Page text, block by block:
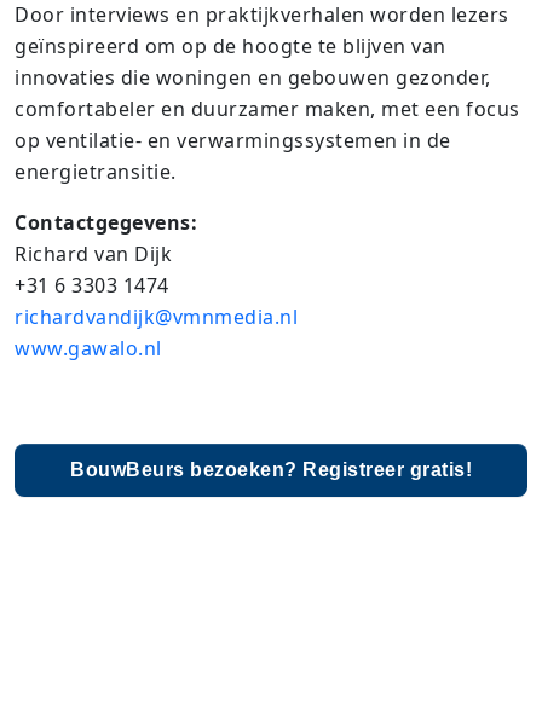
Door interviews en praktijkverhalen worden lezers
geïnspireerd om op de hoogte te blijven van
innovaties die woningen en gebouwen gezonder,
comfortabeler en duurzamer maken, met een focus
op ventilatie- en verwarmingssystemen in de
energietransitie.​
Contactgegevens:
Richard van Dijk
+31 6 3303 1474
richardvandijk@vmnmedia.nl
www.gawalo.nl
BouwBeurs bezoeken? Registreer gratis!